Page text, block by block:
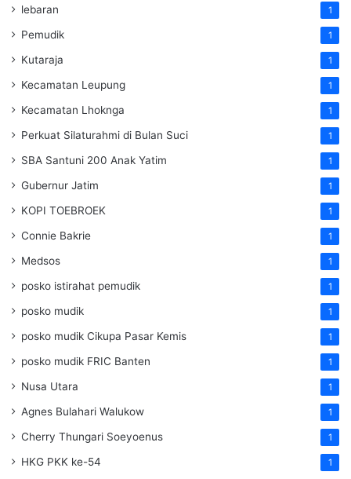
lebaran 1
Pemudik 1
Kutaraja 1
Kecamatan Leupung 1
Kecamatan Lhoknga 1
Perkuat Silaturahmi di Bulan Suci 1
SBA Santuni 200 Anak Yatim 1
Gubernur Jatim 1
KOPI TOEBROEK 1
Connie Bakrie 1
Medsos 1
posko istirahat pemudik 1
posko mudik 1
posko mudik Cikupa Pasar Kemis 1
posko mudik FRIC Banten 1
Nusa Utara 1
Agnes Bulahari Walukow 1
Cherry Thungari Soeyoenus 1
HKG PKK ke-54 1